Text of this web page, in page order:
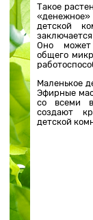
Такое
детской
Оно может
общего
Маленькое
Эфирные
со всеми
создают
детской